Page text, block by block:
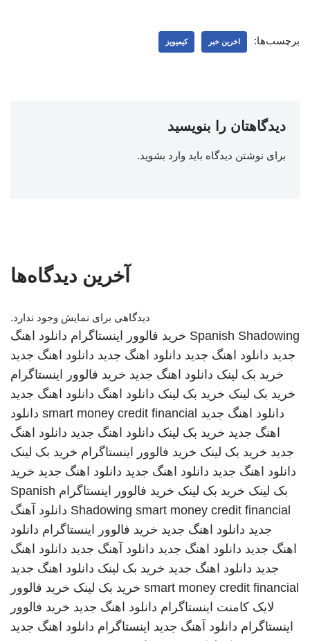
برچسب‌ها: اخرین خبر کیمیویز
دیدگاهتان را بنویسید
برای نوشتن دیدگاه باید وارد بشوید.
آخرین دیدگاه‌ها
دیدگاهی برای نمایش وجود ندارد.
Spanish Shadowing خرید فالوور اینستاگرام دانلود اهنگ
جدید دانلود اهنگ جدید دانلود اهنگ جدید دانلود اهنگ جدید
خرید بک لینک دانلود اهنگ جدید خرید فالوور اینستاگرام
خرید بک لینک خرید بک لینک دانلود اهنگ دانلود اهنگ جدید
دانلود اهنگ جدید smart money credit financial دانلود
اهنگ جدید خرید بک لینک دانلود اهنگ جدید دانلود اهنگ
جدید خرید بک لینک خرید فالوور اینستاگرام خرید بک لینک
دانلود اهنگ جدید دانلود اهنگ جدید دانلود اهنگ جدید خرید
بک لینک خرید بک لینک خرید فالوور اینستاگرام Spanish
Shadowing smart money credit financial
دانلود آهنگ
جدید دانلود اهنگ جدید خرید فالوور اینستاگرام دانلود
اهنگ جدید دانلود اهنگ جدید دانلود آهنگ جدید دانلود اهنگ
جدید دانلود اهنگ جدید خرید بک لینک دانلود اهنگ جدید
smart money credit financial خرید بک لینک خرید فالوور
لایک کامنت اینستاگرام دانلود اهنگ جدید خرید فالوور
اینستاگرام دانلود آهنگ جدید اینستاگرام دانلود اهنگ جدید